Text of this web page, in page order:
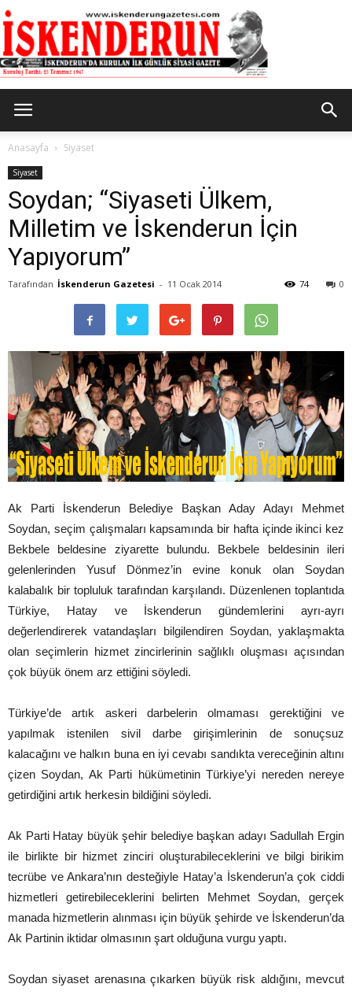
Gazetesi
Anasayfa Siyaset
Siyaset
Soydan; “Siyaseti Ülkem,
Milletim ve İskenderun İçin
Yapıyorum”
Tarafından İskenderun Gazetesi - 11 Ocak 2014 0
74
Ak Parti İskenderun Belediye Başkan Aday Adayı Mehmet
Soydan, seçim çalışmaları kapsamında bir hafta içinde ikinci kez
Bekbele beldesine ziyarette bulundu. Bekbele beldesinin ileri
gelenlerinden Yusuf Dönmez’in evine konuk olan Soydan
kalabalık bir topluluk tarafından karşılandı. Düzenlenen toplantıda
Türkiye, Hatay ve İskenderun gündemlerini ayrı-ayrı
değerlendirerek vatandaşları bilgilendiren Soydan, yaklaşmakta
olan seçimlerin hizmet zincirlerinin sağlıklı oluşması açısından
çok büyük önem arz ettiğini söyledi.
Türkiye’de artık askeri darbelerin olmaması gerektiğini ve
yapılmak istenilen sivil darbe girişimlerinin de sonuçsuz
kalacağını ve halkın buna en iyi cevabı sandıkta vereceğinin altını
çizen Soydan, Ak Parti hükümetinin Türkiye’yi nereden nereye
getirdiğini artık herkesin bildiğini söyledi.
Ak Parti Hatay büyük şehir belediye başkan adayı Sadullah Ergin
ile birlikte bir hizmet zinciri oluşturabileceklerini ve bilgi birikim
tecrübe ve Ankara’nın desteğiyle Hatay’a İskenderun’a çok ciddi
hizmetleri getirebileceklerini belirten Mehmet Soydan, gerçek
manada hizmetlerin alınması için büyük şehirde ve İskenderun’da
Ak Partinin iktidar olmasının şart olduğuna vurgu yaptı.
Soydan siyaset arenasına çıkarken büyük risk aldığını, mevcut